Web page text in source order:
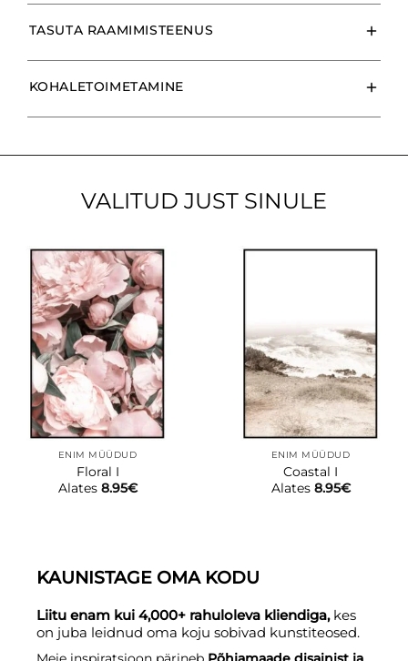
TASUTA RAAMIMISTEENUS
KOHALETOIMETAMINE
VALITUD JUST SINULE
ENIM MÜÜDUD
Floral I
Alates 8.95€
ENIM MÜÜDUD
Coastal I
Alates 8.95€
KAUNISTAGE OMA KODU
Liitu enam kui 4,000+ rahuloleva kliendiga, kes
on juba leidnud oma koju sobivad kunstiteosed.